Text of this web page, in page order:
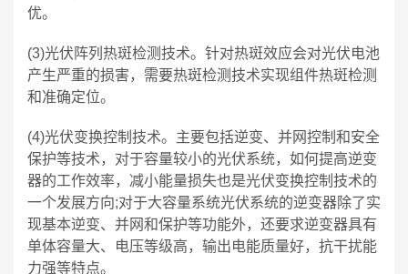
优。
(3)光伏阵列热斑检测技术。针对热斑效应会对光伏电池
产生严重的损害，需要热斑检测技术实现组件热斑检测
和准确定位。
(4)光伏变换控制技术。主要包括逆变、并网控制和安全
保护等技术，对于容量较小的光伏系统，如何提高逆变
器的工作效率，减小能量损失也是光伏变换控制技术的
一个发展方向;对于大容量系统光伏系统的逆变器除了实
现基本逆变、并网和保护等功能外，还要求逆变器具有
单体容量大、电压等级高，输出电能质量好，抗干扰能
力强等特点。